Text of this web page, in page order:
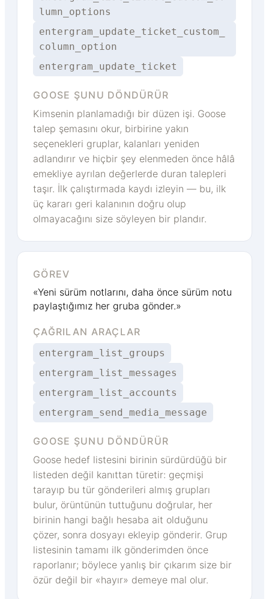
lumn_options
entergram_update_ticket_custom_
column_option
entergram_update_ticket
GOOSE ŞUNU DÖNDÜRÜR
Kimsenin planlamadığı bir düzen işi. Goose
talep şemasını okur, birbirine yakın
seçenekleri gruplar, kalanları yeniden
adlandırır ve hiçbir şey elenmeden önce hâlâ
emekliye ayrılan değerlerde duran talepleri
taşır. İlk çalıştırmada kaydı izleyin — bu, ilk
üç kararı geri kalanının doğru olup
olmayacağını size söyleyen bir plandır.
GÖREV
«Yeni sürüm notlarını, daha önce sürüm notu
paylaştığımız her gruba gönder.»
ÇAĞRILAN ARAÇLAR
entergram_list_groups
entergram_list_messages
entergram_list_accounts
entergram_send_media_message
GOOSE ŞUNU DÖNDÜRÜR
Goose hedef listesini birinin sürdürdüğü bir
listeden değil kanıttan türetir: geçmişi
tarayıp bu tür gönderileri almış grupları
bulur, örüntünün tuttuğunu doğrular, her
birinin hangi bağlı hesaba ait olduğunu
çözer, sonra dosyayı ekleyip gönderir. Grup
listesinin tamamı ilk gönderimden önce
raporlanır; böylece yanlış bir çıkarım size bir
özür değil bir «hayır» demeye mal olur.